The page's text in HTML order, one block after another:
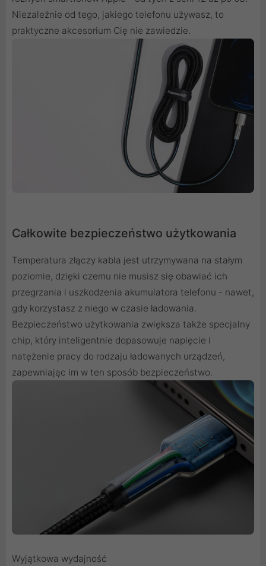
Niezależnie od tego, jakiego telefonu używasz, to
praktyczne akcesorium Cię nie zawiedzie.
Całkowite bezpieczeństwo użytkowania
Temperatura złączy kabla jest utrzymywana na stałym
poziomie, dzięki czemu nie musisz się obawiać ich
przegrzania i uszkodzenia akumulatora telefonu - nawet,
gdy korzystasz z niego w czasie ładowania.
Bezpieczeństwo użytkowania zwiększa także specjalny
chip, który inteligentnie dopasowuje napięcie i
natężenie pracy do rodzaju ładowanych urządzeń,
zapewniając im w ten sposób bezpieczeństwo.
Wyjątkowa wydajność